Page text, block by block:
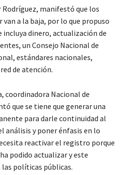
Rodríguez, manifestó que los
van a la baja, por lo que propuso
incluya dinero, actualización de
un Consejo Nacional de
estándares nacionales,
de atención.
coordinadora Nacional de
que se tiene que generar una
para darle continuidad al
análisis y poner énfasis en lo
reactivar el registro porque
podido actualizar y este
políticas públicas.